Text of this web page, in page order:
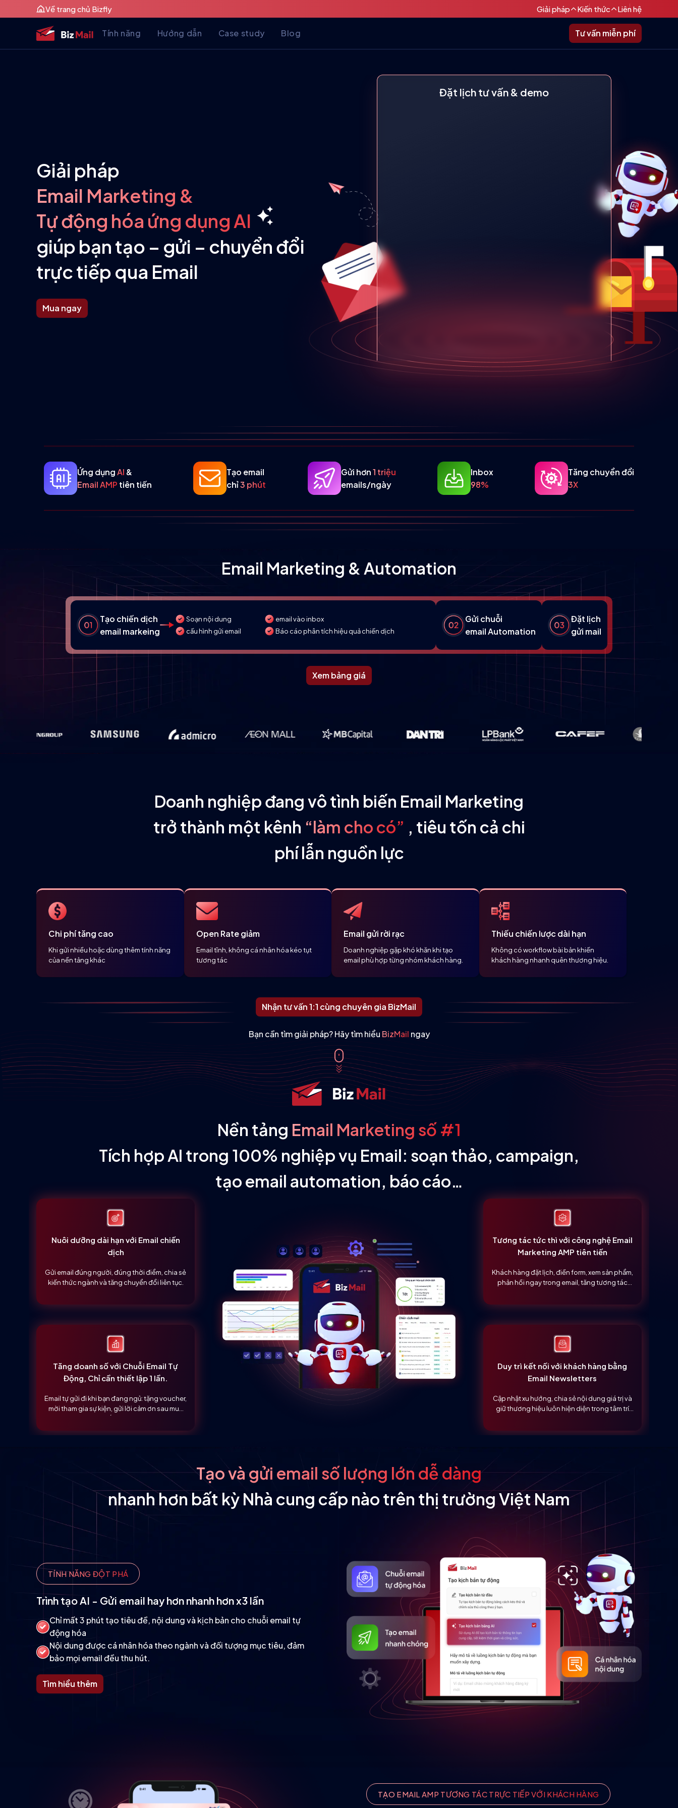
Về trang chủ Bizfly Giải pháp Kiến thức Liên hệ
Tính năng Hướng dẫn Case study Blog Tư vấn miễn phí
Giải pháp
Email Marketing &
Tự động hóa ứng dụng AI
giúp bạn tạo – gửi – chuyển đổi
trực tiếp qua Email
Mua ngay
Đặt lịch tư vấn & demo
Ứng dụngAI &
Email AMP tiên tiến
Tạo email
chỉ3 phút
Gửi hơn1 triệu
emails/ngày
Inbox
98%
Tăng chuyển đổi
3X
Email Marketing & Automation
Tạo chiến dịch
email markeing
Soạn nội dung
email vào inbox
cấu hình gửi email
Báo cáo phân tích hiệu quả chiến dịch
Gửi chuỗi
email Automation
Đặt lịch
gửi mail
Xem bảng giá
Doanh nghiệp đang vô tình biến Email Marketing
trở thành một kênh “làm cho có” , tiêu tốn cả chi
phí lẫn nguồn lực
Chi phí tăng cao
Khi gửi nhiều hoặc dùng thêm tính năng
của nền tảng khác
Open Rate giảm
Email tĩnh, không cá nhân hóa kéo tụt
tương tác
Email gửi rời rạc
Doanh nghiệp gặp khó khăn khi tạo
email phù hợp từng nhóm khách hàng.
Thiếu chiến lược dài hạn
Không có workflow bài bản khiến
khách hàng nhanh quên thương hiệu.
Nhận tư vấn 1:1 cùng chuyên gia BizMail
Bạn cần tìm giải pháp? Hãy tìm hiểu BizMail ngay
Nền tảng Email Marketing số #1
Tích hợp AI trong 100% nghiệp vụ Email: soạn thảo, campaign,
tạo email automation, báo cáo…
Nuôi dưỡng dài hạn với Email chiến
dịch
Gửi email đúng người, đúng thời điểm, chia sẻ
kiến thức ngành và tăng chuyển đổi liên tục.
Tăng doanh số với Chuỗi Email Tự
Động, Chỉ cần thiết lập 1 lần.
Email tự gửi đi khi bạn đang ngủ: tặng voucher,
mời tham gia sự kiện, gửi lời cảm ơn sau mua
Tương tác tức thì với công nghệ Email
Marketing AMP tiên tiến
Khách hàng đặt lịch, điền form, xem sản phẩm,
phản hồi ngay trong email, tăng tương tác
Duy trì kết nối với khách hàng bằng
Email Newsletters
Cập nhật xu hướng, chia sẻ nội dung giá trị và
giữ thương hiệu luôn hiện diện trong tâm trí
Tạo và gửi email số lượng lớn dễ dàng
nhanh hơn bất kỳ Nhà cung cấp nào trên thị trường Việt Nam
TÍNH NĂNG ĐỘT PHÁ
Trình tạo AI - Gửi email hay hơn nhanh hơn x3 lần
Chỉ mất 3 phút tạo tiêu đề, nội dung và kịch bản cho chuỗi email tự
động hóa
Nội dung được cá nhân hóa theo ngành và đối tượng mục tiêu, đảm
bảo mọi email đều thu hút.
Tìm hiểu thêm
TẠO EMAIL AMP TƯƠNG TÁC TRỰC TIẾP VỚI KHÁCH HÀNG